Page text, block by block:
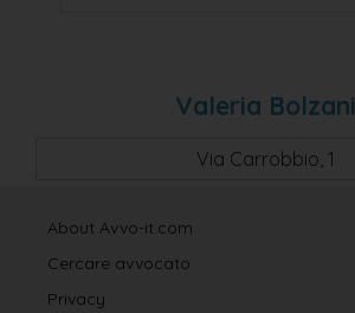
Valeria Bolzani
Via Carrobbio, 1
About Avvo-it.com
Cercare avvocato
Privacy